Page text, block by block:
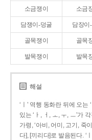
소금쟁이 소금
담쟁이-덩굴 담장이
골목쟁이 골목
발목쟁이 발목
해설
‘ㅣ’ 역행 동화란 뒤에 오는
있는 ‘ㅏ, ㅓ, ㅗ, ㅜ, ㅡ’가
가령, ‘아비, 어미, 고기, 죽
다], [끼리다]로 발음된다. ‘